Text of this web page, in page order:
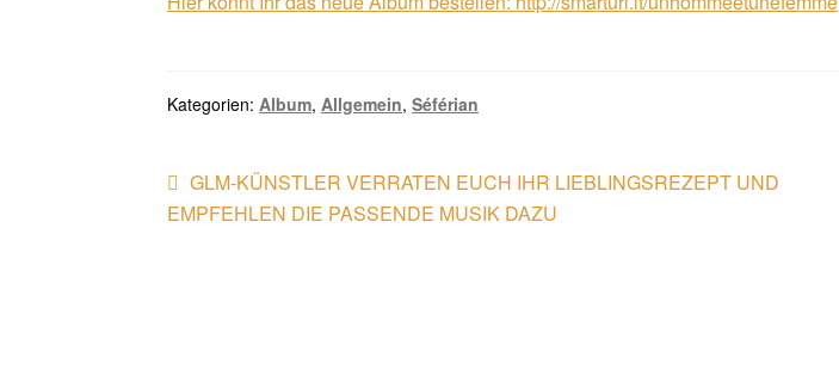
Kategorien:Album,Allgemein,Séférian
Beitragsnavigation
Vorheriger
Beitrag:
GLM-KÜNSTLER VERRATEN EUCH IHR LIEBLINGSREZEPT UND
EMPFEHLEN DIE PASSENDE MUSIK DAZU